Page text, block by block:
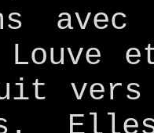
avec
Louve